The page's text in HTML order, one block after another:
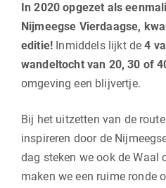
In 2020 opgezet als
Nijmeegse Vierdaagse,
editie! Inmiddels lijkt de4
wandeltocht van 20, 30 of
omgeving een blijvertje.
Bij het uitzetten van de
inspireren door de
dag steken we ook de Waal
maken we een ruime ronde